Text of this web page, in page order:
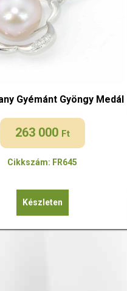
Gyémánt Gyöngy Medál
263 000 Ft
Cikkszám: FR645
Készleten